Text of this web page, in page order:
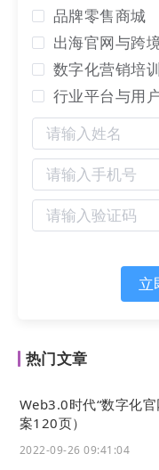
同时，LTD
帮助企业有效获
品牌零售商城
出海官网与跨
数字化营销培
行业平台与用
立
热门文章
Web3.0时代“数字化
案120页）
2022-09-26 09:41:04